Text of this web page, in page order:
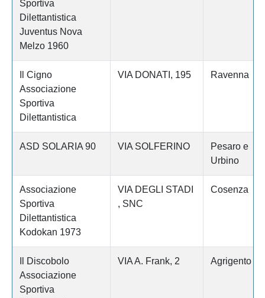
Sportiva
Dilettantistica
Juventus Nova
Melzo 1960
Il Cigno
Associazione
Sportiva
Dilettantistica
VIA DONATI, 195 Ravenna
ASD SOLARIA 90 VIA SOLFERINO
Pesaro e
Urbino
Associazione
Sportiva
Dilettantistica
Kodokan 1973
VIA DEGLI STADI
, SNC
Cosenza
Il Discobolo
Associazione
Sportiva
VIA A. Frank, 2 Agrigento